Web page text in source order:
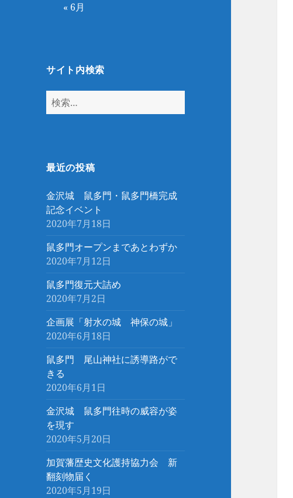
« 6月
サイト内検索
検
索:
最近の投稿
金沢城 鼠多門・鼠多門橋完成
記念イベント
2020年7月18日
鼠多門オープンまであとわずか
2020年7月12日
鼠多門復元大詰め
2020年7月2日
企画展「射水の城 神保の城」
2020年6月18日
鼠多門 尾山神社に誘導路がで
きる
2020年6月1日
金沢城 鼠多門往時の威容が姿
を現す
2020年5月20日
加賀藩歴史文化護持協力会 新
翻刻物届く
2020年5月19日